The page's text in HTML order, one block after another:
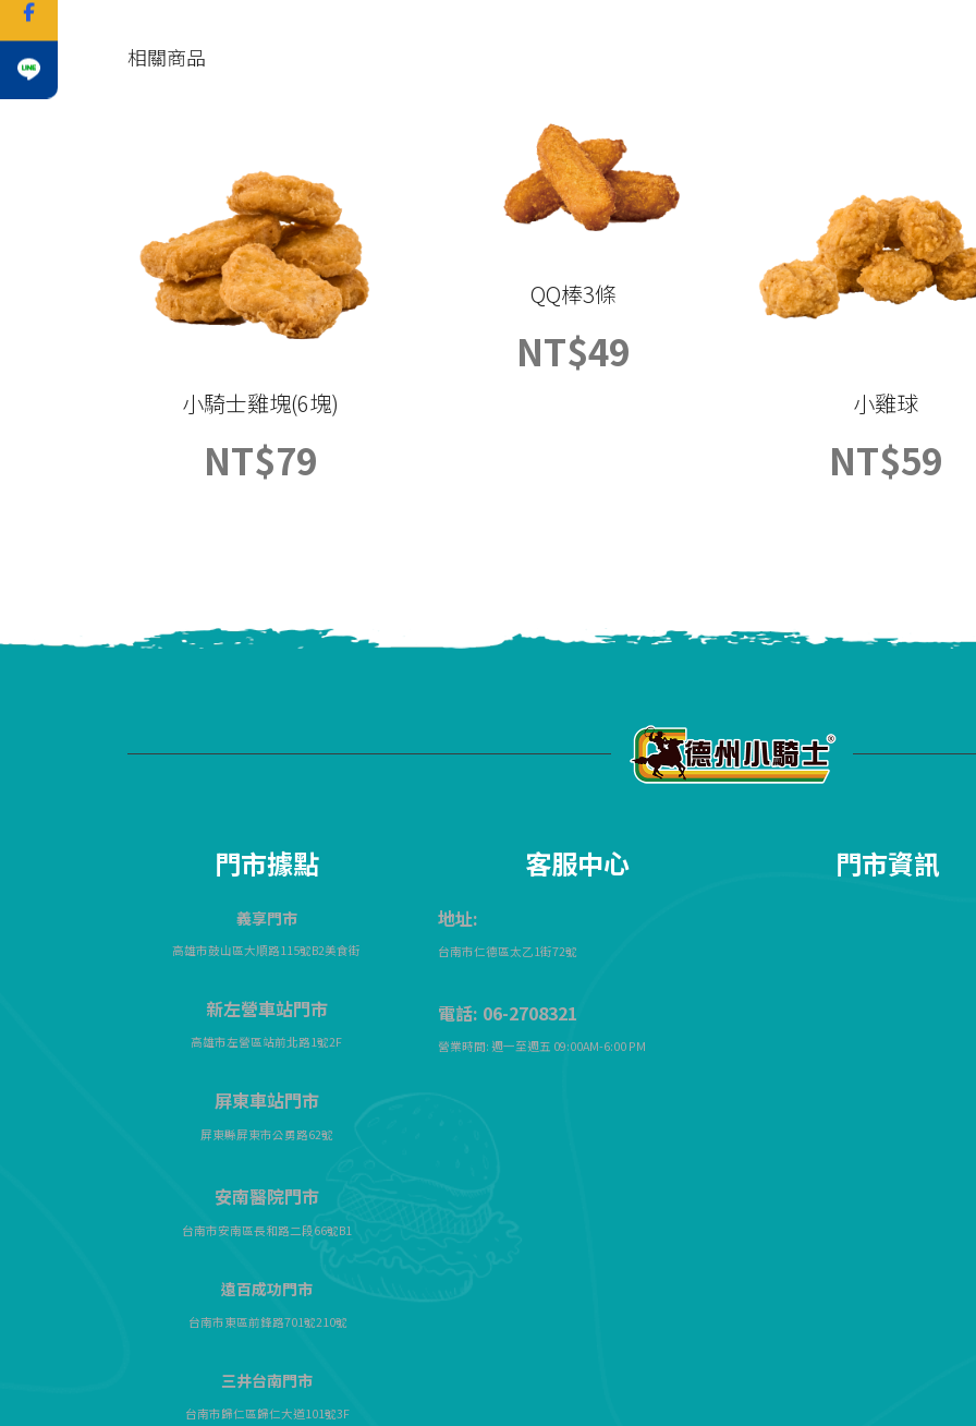
相關商品
小騎士雞塊(6塊)
NT$79
QQ棒3條
NT$49
小雞球
NT$59
門市據點
義享門市
高雄市鼓山區大順路115號B2美食街
新左營車站門市
高雄市左營區站前北路1號2F
屏東車站門市
屏東縣屏東市公勇路62號
安南醫院門市
台南市安南區長和路二段66號B1
遠百成功門市
台南市東區前鋒路701號210號
三井台南門市
台南市歸仁區歸仁大道101號3F
客服中心
地址:
台南市仁德區太乙1街72號
電話: 06-2708321
營業時間: 週一至週五 09:00AM-6:00 PM
門市資訊